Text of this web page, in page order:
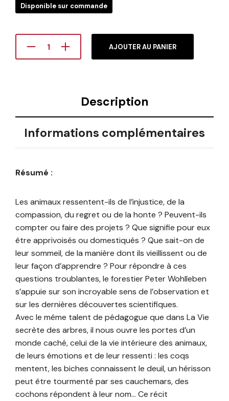
Disponible sur commande
AJOUTER AU PANIER
Description
Informations complémentaires
Résumé :
Les animaux ressentent-ils de l’injustice, de la
compassion, du regret ou de la honte ? Peuvent-ils
compter ou faire des projets ? Que signifie pour eux
être apprivoisés ou domestiqués ? Que sait-on de
leur sommeil, de la manière dont ils vieillissent ou de
leur façon d’apprendre ? Pour répondre à ces
questions troublantes, le forestier Peter Wohlleben
s’appuie sur son incroyable sens de l’observation et
sur les dernières découvertes scientifiques.
Avec le même talent de pédagogue que dans La Vie
secrète des arbres, il nous ouvre les portes d’un
monde caché, celui de la vie intérieure des animaux,
de leurs émotions et de leur ressenti : les coqs
mentent, les biches connaissent le deuil, un hérisson
peut être tourmenté par ses cauchemars, des
cochons répondent à leur nom… Ce récit